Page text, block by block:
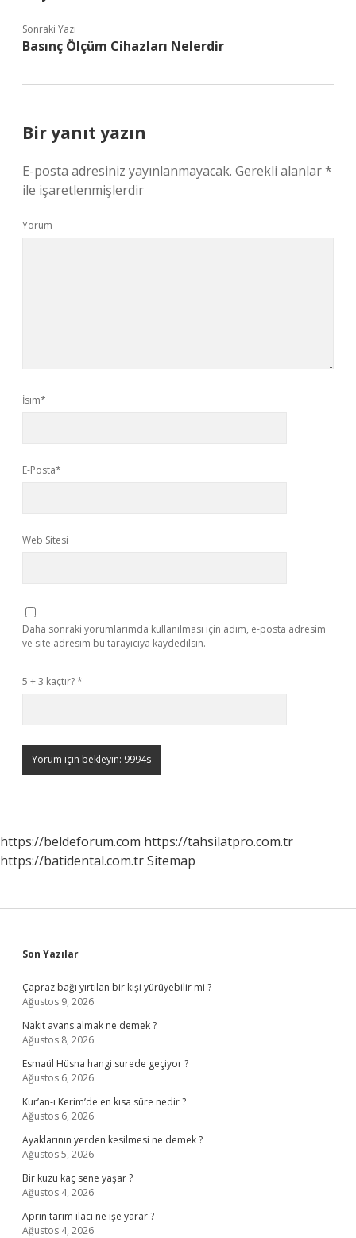
Sonraki Yazı
Basınç Ölçüm Cihazları Nelerdir
Bir yanıt yazın
E-posta adresiniz yayınlanmayacak. Gerekli alanlar*
ile işaretlenmişlerdir
Yorum
İsim*
E-Posta*
Web Sitesi
Daha sonraki yorumlarımda kullanılması için adım, e-posta adresim
ve site adresim bu tarayıcıya kaydedilsin.
5 + 3 kaçtır?*
https://beldeforum.com https://tahsilatpro.com.tr
https://batidental.com.trSitemap
Sidebar
Son Yazılar
Çapraz bağı yırtılan bir kişi yürüyebilir mi ?
Ağustos 9, 2026
Nakit avans almak ne demek ?
Ağustos 8, 2026
Esmaül Hüsna hangi surede geçiyor ?
Ağustos 6, 2026
Kur’an-ı Kerim’de en kısa süre nedir ?
Ağustos 6, 2026
Ayaklarının yerden kesilmesi ne demek ?
Ağustos 5, 2026
Bir kuzu kaç sene yaşar ?
Ağustos 4, 2026
Aprin tarım ilacı ne işe yarar ?
Ağustos 4, 2026